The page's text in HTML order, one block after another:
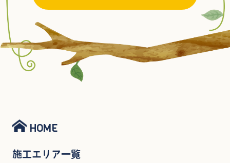
HOME
施工エリア一覧